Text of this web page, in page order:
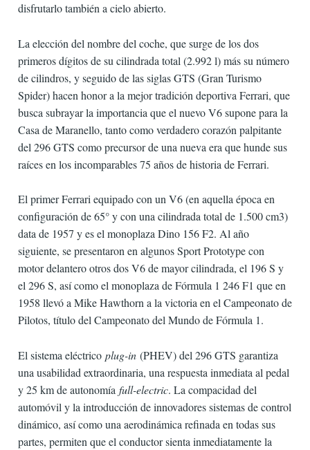
disfrutarlo también a cielo abierto.
La elección del nombre del coche, que surge de los dos
primeros dígitos de su cilindrada total (2.992 l) más su número
de cilindros, y seguido de las siglas GTS (Gran Turismo
Spider) hacen honor a la mejor tradición deportiva Ferrari, que
busca subrayar la importancia que el nuevo V6 supone para la
Casa de Maranello, tanto como verdadero corazón palpitante
del 296 GTS como precursor de una nueva era que hunde sus
raíces en los incomparables 75 años de historia de Ferrari.
El primer Ferrari equipado con un V6 (en aquella época en
configuración de 65° y con una cilindrada total de 1.500 cm3)
data de 1957 y es el monoplaza Dino 156 F2. Al año
siguiente, se presentaron en algunos Sport Prototype con
motor delantero otros dos V6 de mayor cilindrada, el 196 S y
el 296 S, así como el monoplaza de Fórmula 1 246 F1 que en
1958 llevó a Mike Hawthorn a la victoria en el Campeonato de
Pilotos, título del Campeonato del Mundo de Fórmula 1.
El sistema eléctrico plug-in (PHEV) del 296 GTS garantiza
una usabilidad extraordinaria, una respuesta inmediata al pedal
y 25 km de autonomía full-electric. La compacidad del
automóvil y la introducción de innovadores sistemas de control
dinámico, así como una aerodinámica refinada en todas sus
partes, permiten que el conductor sienta inmediatamente la